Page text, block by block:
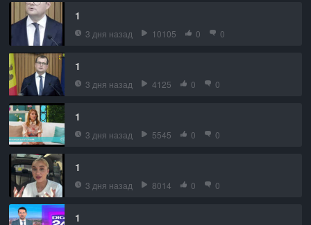
1
3 дня назад 10105 0 0
1
3 дня назад 4125 0 0
1
3 дня назад 5545 0 0
1
3 дня назад 8014 0 0
1